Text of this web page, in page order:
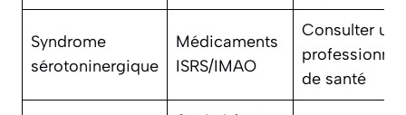
Syndrome
sérotoninergique
Médicaments
ISRS/IMAO
Consulter un
professionnel
de santé